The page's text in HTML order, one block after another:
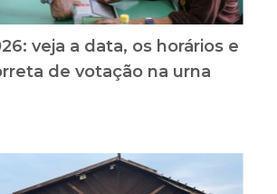
veja a data, os horários e
de votação na urna